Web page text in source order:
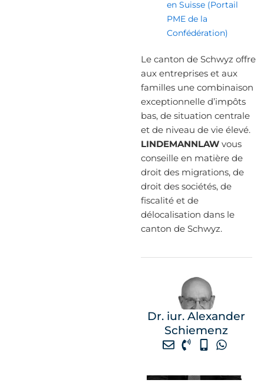
en Suisse (Portail
PME de la
Confédération)
Le canton de Schwyz offre
aux entreprises et aux
familles une combinaison
exceptionnelle d’impôts
bas, de situation centrale
et de niveau de vie élevé.
LINDEMANNLAWvous
conseille en matière de
droit des migrations, de
droit des sociétés, de
fiscalité et de
délocalisation dans le
canton de Schwyz.
Dr. iur. Alexander
Schiemenz